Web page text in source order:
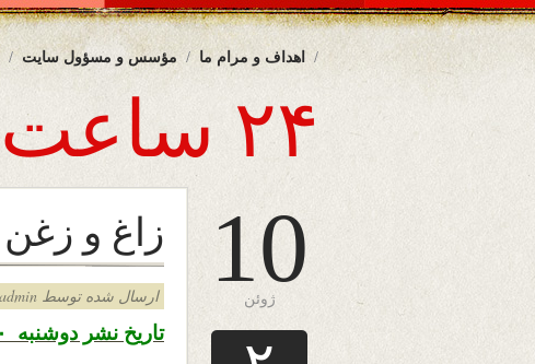
مؤسس و مسؤول سایت اهداف و مرام ما
۲۴ ساعت
10
ژوئن
زاغ و زغن
ارسال شده توسط admin در
تاریخ نشر دوشنبه ۲۰ جوزا ۱۳۹۸ – ۱۰ جون ۲۰۱۹ هالند